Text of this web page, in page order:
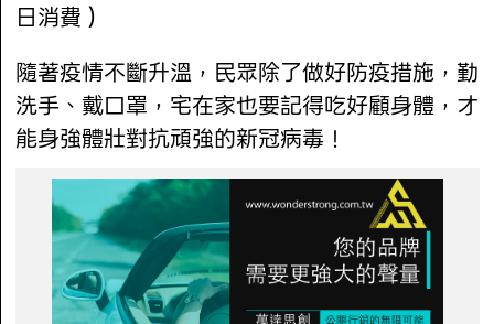
日消費）
隨著疫情不斷升溫，民眾除了做好防疫措施，勤
洗手、戴口罩，宅在家也要記得吃好顧身體，才
能身強體壯對抗頑強的新冠病毒！